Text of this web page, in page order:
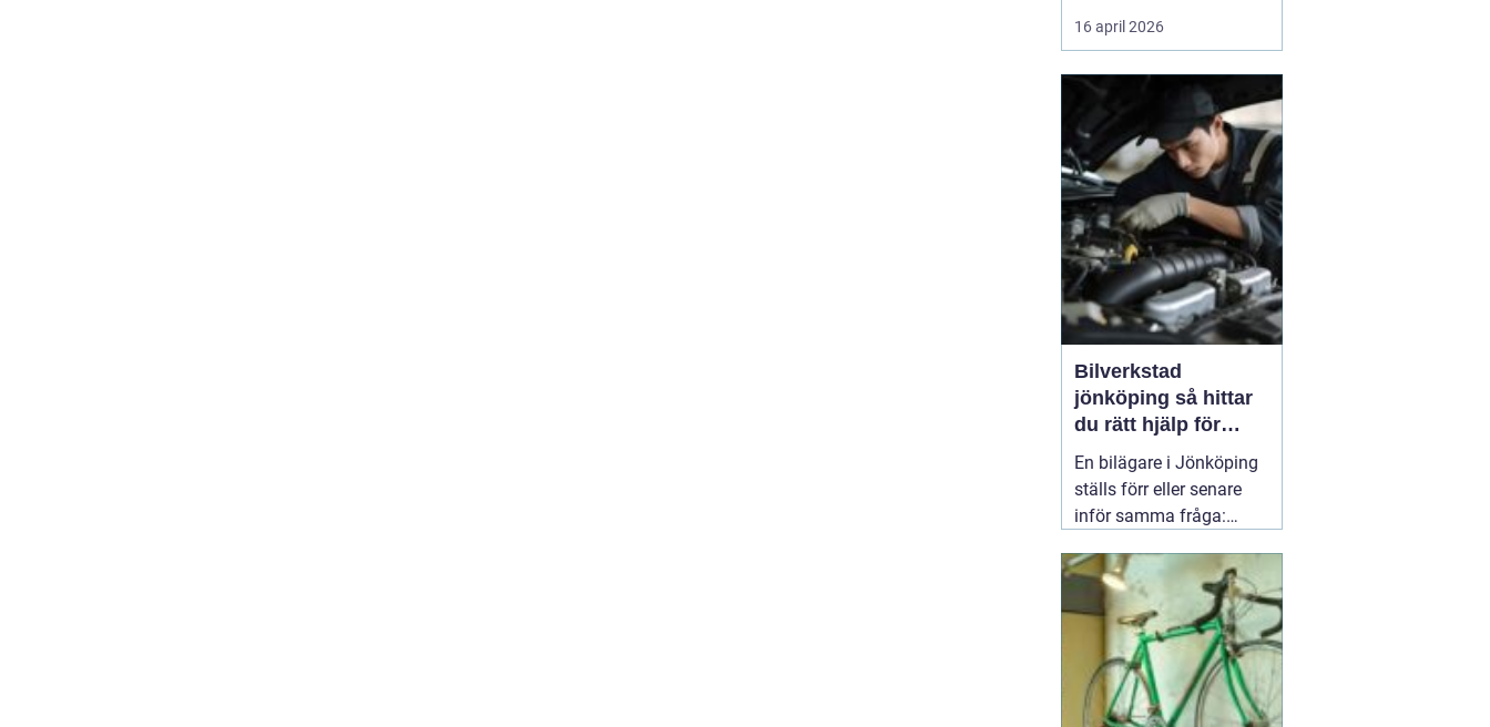
billigare i längden. För
många bilägare i
service inte bara om att
följa serviceboken, utan
om att kunna lita på
bilen varje dag oavsett
om den rullar till jobbet,
...
16 april 2026
Bilverkstad
jönköping så hittar
du rätt hjälp för
bilen
En bilägare i Jönköping
ställs förr eller senare
inför samma fråga:
hand om bilen, utan att
kostnaderna skenar och
garantier försvinner?
Valet av05 april 2026